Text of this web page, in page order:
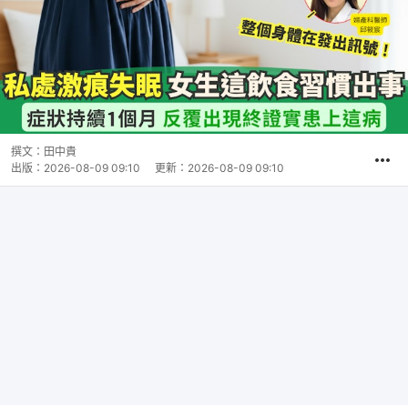
撰文： 田中貴
出版： 2026-08-09 09:10 更新： 2026-08-09 09:10